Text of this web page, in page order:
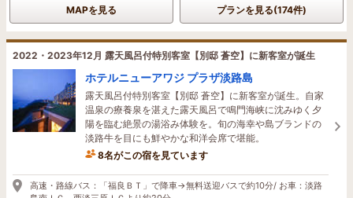
MAPを見る プランを見る(174件)
2022・2023年12月 露天風呂付特別客室【別邸 蒼空】に新客室が誕生
ホテルニューアワジ プラザ淡路島
露天風呂付特別客室【別邸 蒼空】に新客室が誕生。自家
温泉の療養泉を湛えた露天風呂で鳴門海峡に沈みゆく夕
陽を臨む絶景の湯浴み体験を。旬の海幸や島ブランドの
淡路牛を目にも鮮やかな和洋会席で堪能。
8名がこの宿を見ています
44分前に予約されました
高速・路線バス：「福良ＢＴ」で降車→無料送迎バスで約10分/ お車：淡路